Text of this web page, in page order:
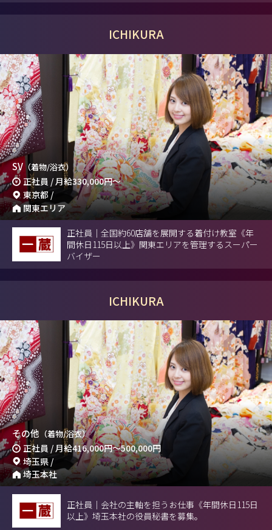
ICHIKURA
SV （着物/浴衣）
正社員 / 月給330,000円～
東京都 /
関東エリア
正社員｜全国約60店舗を展開する着付け教室《年
間休日115日以上》関東エリアを管理するスーパー
バイザー
ICHIKURA
その他 （着物/浴衣）
正社員 / 月給416,000円～500,000円
埼玉県 /
埼玉本社
正社員｜会社の主軸を担うお仕事《年間休日115日
以上》埼玉本社の役員秘書を募集。